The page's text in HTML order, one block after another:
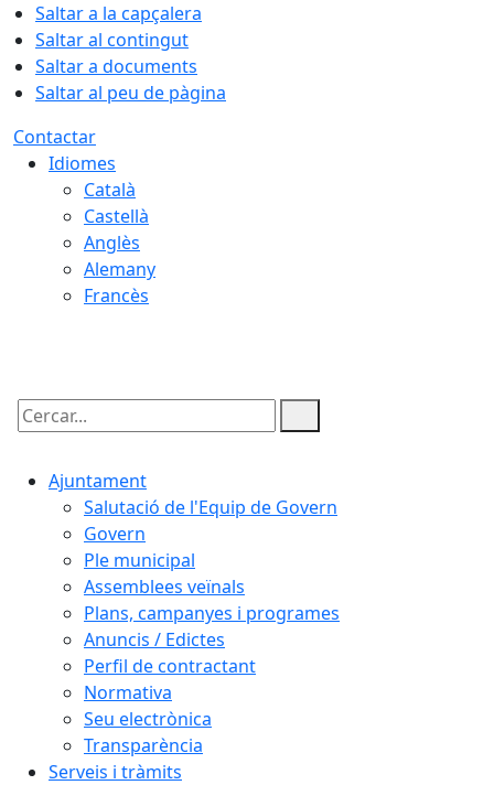
Saltar a la capçalera
Saltar al contingut
Saltar a documents
Saltar al peu de pàgina
Contactar
Idiomes
Català
Castellà
Anglès
Alemany
Francès
Cercar:
Ajuntament
Salutació de l'Equip de Govern
Govern
Ple municipal
Assemblees veïnals
Plans, campanyes i programes
Anuncis / Edictes
Perfil de contractant
Normativa
Seu electrònica
Transparència
Serveis i tràmits